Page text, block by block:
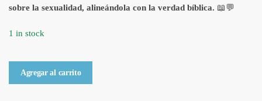
sobre la sexualidad, alineándola con la verdad bíblica. 📖💬
1 in stock
Libro
Agregar al carrito